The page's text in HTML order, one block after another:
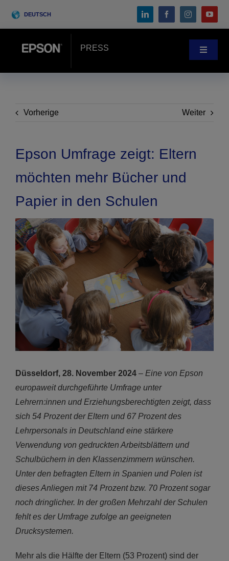
DEUTSCH
PRESS
Toggle
Anwenderberichte
Messen & Events
Search
for:
Vorherige Weiter
Epson Umfrage zeigt: Eltern
möchten mehr Bücher und
Papier in den Schulen
Düsseldorf, 28. November 2024– Eine von Epson
europaweit durchgeführte Umfrage unter
Lehrern:innen und Erziehungsberechtigten zeigt, dass
sich 54 Prozent der Eltern und 67 Prozent des
Lehrpersonals in Deutschland eine stärkere
Verwendung von gedruckten Arbeitsblättern und
Schulbüchern in den Klassenzimmern wünschen.
Unter den befragten Eltern in Spanien und Polen ist
dieses Anliegen mit 74 Prozent bzw. 70 Prozent sogar
noch dringlicher. In der großen Mehrzahl der Schulen
fehlt es der Umfrage zufolge an geeigneten
Drucksystemen.
Mehr als die Hälfte der Eltern (53 Prozent) sind der